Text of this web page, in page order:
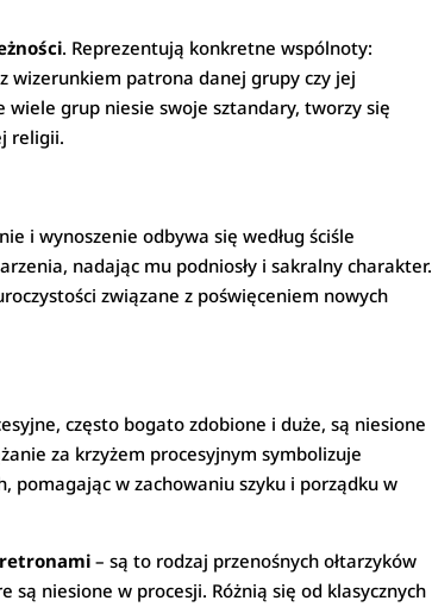
. Reprezentują konkretne wspólnoty:
wizerunkiem patrona danej grupy czy jej
wiele grup niesie swoje sztandary, tworzy się
religii.
i wynoszenie odbywa się według ściśle
nadając mu podniosły i sakralny charakter.
związane z poświęceniem nowych
często bogato zdobione i duże, są niesione
za krzyżem procesyjnym symbolizuje
pomagając w zachowaniu szyku i porządku w
– są to rodzaj przenośnych ołtarzyków
niesione w procesji. Różnią się od klasycznych